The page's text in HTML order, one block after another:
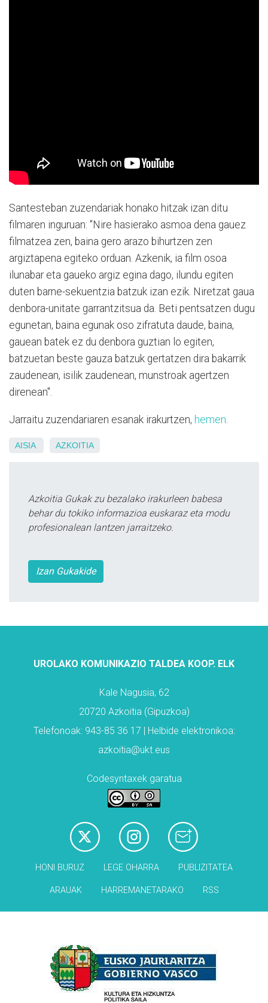
Santesteban zuzendariak honako hitzak izan ditu
filmaren inguruan: "Nire hasierako asmoa dena gauez
filmatzea zen, baina gero arazo bihurtzen zen
argiztapena egiteko orduan. Azkenik, ia film osoa
ilunabar eta gaueko argiz egina dago, ilundu egiten
duten barne-sekuentzia batzuk izan ezik. Niretzat gaua
denbora-unitate garrantzitsua da. Beti pentsatzen dugu
egunetan, baina egunak oso zifratuta daude, baina,
gauean batek ez du denbora guztian lo egiten,
batzuetan beste gauza batzuk gertatzen dira bakarrik
zaudenean, isilik zaudenean, munstroak agertzen
direnean".
Jarraitu zuzendariaren esanak irakurtzen, hemen
AISIA AZKOITIA
Azkoitia Gukak zu bezalako irakurleen babesa
behar du tokiko informazioa euskaraz eta modu
profesionalean lantzen jarraitzeko.
Izan Gukakide
UROLAKO KOMUNIKAZIO TALDEA KOOP. ELK
Kale Nagusia, 62
20720 Azkoitia (Gipuzkoa)
Telefonoak: 943-85 36 17 | Helbide elektronikoa:
azkoitia@ukt.eus
Codesyntaxek garatua
HONI BURUZ LEGE OHARRA PUBLIZITATEA
ARAUAK HARREMANETARAKO RSS